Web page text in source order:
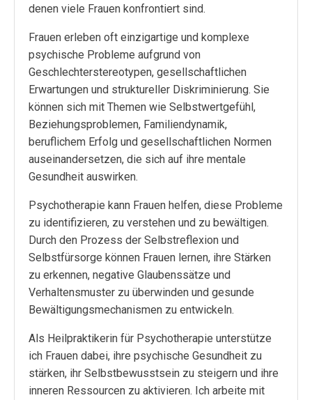
denen viele Frauen konfrontiert sind.
Frauen erleben oft einzigartige und komplexe
psychische Probleme aufgrund von
Geschlechterstereotypen, gesellschaftlichen
Erwartungen und struktureller Diskriminierung. Sie
können sich mit Themen wie Selbstwertgefühl,
Beziehungsproblemen, Familiendynamik,
beruflichem Erfolg und gesellschaftlichen Normen
auseinandersetzen, die sich auf ihre mentale
Gesundheit auswirken.
Psychotherapie kann Frauen helfen, diese Probleme
zu identifizieren, zu verstehen und zu bewältigen.
Durch den Prozess der Selbstreflexion und
Selbstfürsorge können Frauen lernen, ihre Stärken
zu erkennen, negative Glaubenssätze und
Verhaltensmuster zu überwinden und gesunde
Bewältigungsmechanismen zu entwickeln.
Als Heilpraktikerin für Psychotherapie unterstütze
ich Frauen dabei, ihre psychische Gesundheit zu
stärken, ihr Selbstbewusstsein zu steigern und ihre
inneren Ressourcen zu aktivieren. Ich arbeite mit